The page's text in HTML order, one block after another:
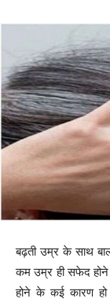
बढ़ती उम्र के साथ
कम उम्र ही सफेद
होने के कई कारण